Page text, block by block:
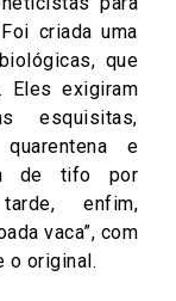
criada uma
que
Eles exigiram
esquisitas,
e
de tifo por
enfim,
vaca”, com
o original.